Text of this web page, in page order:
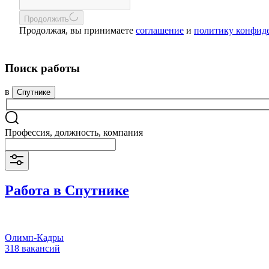
Продолжить
Продолжая, вы принимаете соглашение и политику
Поиск работы
в Спутнике
Профессия, должность, компания
Работа в Спутнике
Олимп-Кадры
318 вакансий